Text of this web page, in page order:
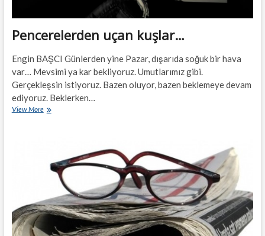
Pencerelerden uçan kuşlar…
Engin BAŞCI Günlerden yine Pazar, dışarıda soğuk bir hava
var… Mevsimi ya kar bekliyoruz. Umutlarımız gibi.
Gerçekleşsin istiyoruz. Bazen oluyor, bazen beklemeye devam
ediyoruz. Beklerken…
View MorePencerelerden